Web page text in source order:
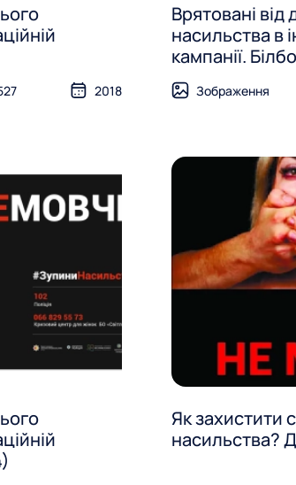
2018
Врятовані
насильства в
кампанії.
Зображення
Як захистити
насильства?